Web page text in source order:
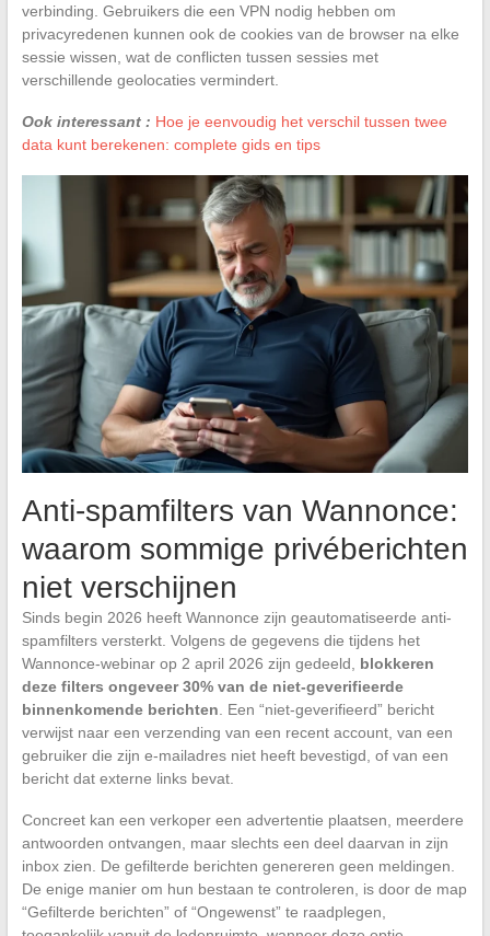
verbinding. Gebruikers die een VPN nodig hebben om
privacyredenen kunnen ook de cookies van de browser na elke
sessie wissen, wat de conflicten tussen sessies met
verschillende geolocaties vermindert.
Ook interessant : Hoe je eenvoudig het verschil tussen twee
data kunt berekenen: complete gids en tips
Anti-spamfilters van Wannonce:
waarom sommige privéberichten
niet verschijnen
Sinds begin 2026 heeft Wannonce zijn geautomatiseerde anti-
spamfilters versterkt. Volgens de gegevens die tijdens het
Wannonce-webinar op 2 april 2026 zijn gedeeld, blokkeren
deze filters ongeveer 30% van de niet-geverifieerde
binnenkomende berichten. Een “niet-geverifieerd” bericht
verwijst naar een verzending van een recent account, van een
gebruiker die zijn e-mailadres niet heeft bevestigd, of van een
bericht dat externe links bevat.
Concreet kan een verkoper een advertentie plaatsen, meerdere
antwoorden ontvangen, maar slechts een deel daarvan in zijn
inbox zien. De gefilterde berichten genereren geen meldingen.
De enige manier om hun bestaan te controleren, is door de map
“Gefilterde berichten” of “Ongewenst” te raadplegen,